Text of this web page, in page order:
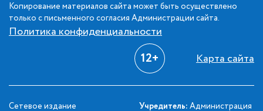
Копирование материалов сайта может быть осуществлено
только с письменного согласия Администрации сайта.
Политика конфиденциальности
12+ Карта сайта
Сетевое издание Учредитель: Администрация